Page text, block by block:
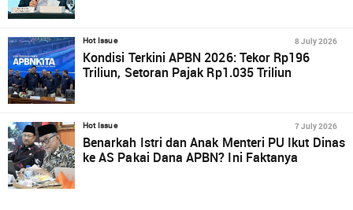
Hot Issue 8 July 2026
Kondisi Terkini APBN 2026: Tekor Rp196
Triliun, Setoran Pajak Rp1.035 Triliun
Hot Issue 7 July 2026
Benarkah Istri dan Anak Menteri PU Ikut Dinas
ke AS Pakai Dana APBN? Ini Faktanya